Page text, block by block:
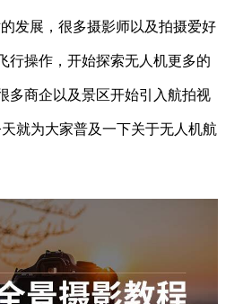
发展，很多摄影师以及拍摄爱好
行操作，开始探索无人机更多的
多商企以及景区开始引入航拍视
就为大家普及一下关于无人机航